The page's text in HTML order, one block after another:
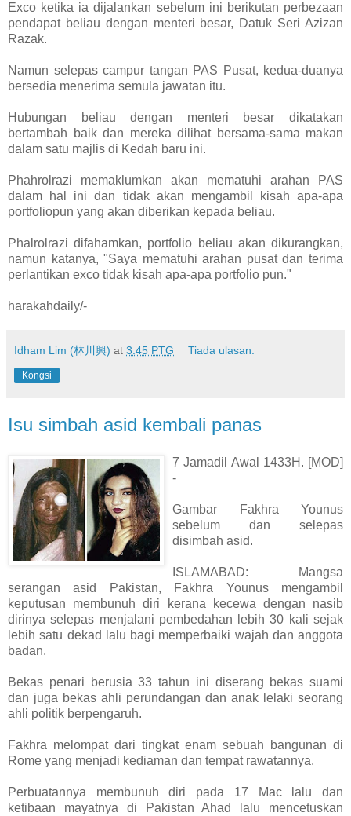
Exco ketika ia dijalankan sebelum ini berikutan perbezaan
pendapat beliau dengan menteri besar, Datuk Seri Azizan
Razak.
Namun selepas campur tangan PAS Pusat, kedua-duanya
bersedia menerima semula jawatan itu.
Hubungan beliau dengan menteri besar dikatakan
bertambah baik dan mereka dilihat bersama-sama makan
dalam satu majlis di Kedah baru ini.
Phahrolrazi memaklumkan akan mematuhi arahan PAS
dalam hal ini dan tidak akan mengambil kisah apa-apa
portfoliopun yang akan diberikan kepada beliau.
Phalrolrazi difahamkan, portfolio beliau akan dikurangkan,
namun katanya, "Saya mematuhi arahan pusat dan terima
perlantikan exco tidak kisah apa-apa portfolio pun."
harakahdaily/-
Idham Lim (林川興) at 3:45 PTG Tiada ulasan:
Kongsi
Isu simbah asid kembali panas
7 Jamadil Awal 1433H. [MOD]
-
Gambar Fakhra Younus
sebelum dan selepas
disimbah asid.
ISLAMABAD: Mangsa
serangan asid Pakistan, Fakhra Younus mengambil
keputusan membunuh diri kerana kecewa dengan nasib
dirinya selepas menjalani pembedahan lebih 30 kali sejak
lebih satu dekad lalu bagi memperbaiki wajah dan anggota
badan.
Bekas penari berusia 33 tahun ini diserang bekas suami
dan juga bekas ahli perundangan dan anak lelaki seorang
ahli politik berpengaruh.
Fakhra melompat dari tingkat enam sebuah bangunan di
Rome yang menjadi kediaman dan tempat rawatannya.
Perbuatannya membunuh diri pada 17 Mac lalu dan
ketibaan mayatnya di Pakistan Ahad lalu mencetuskan